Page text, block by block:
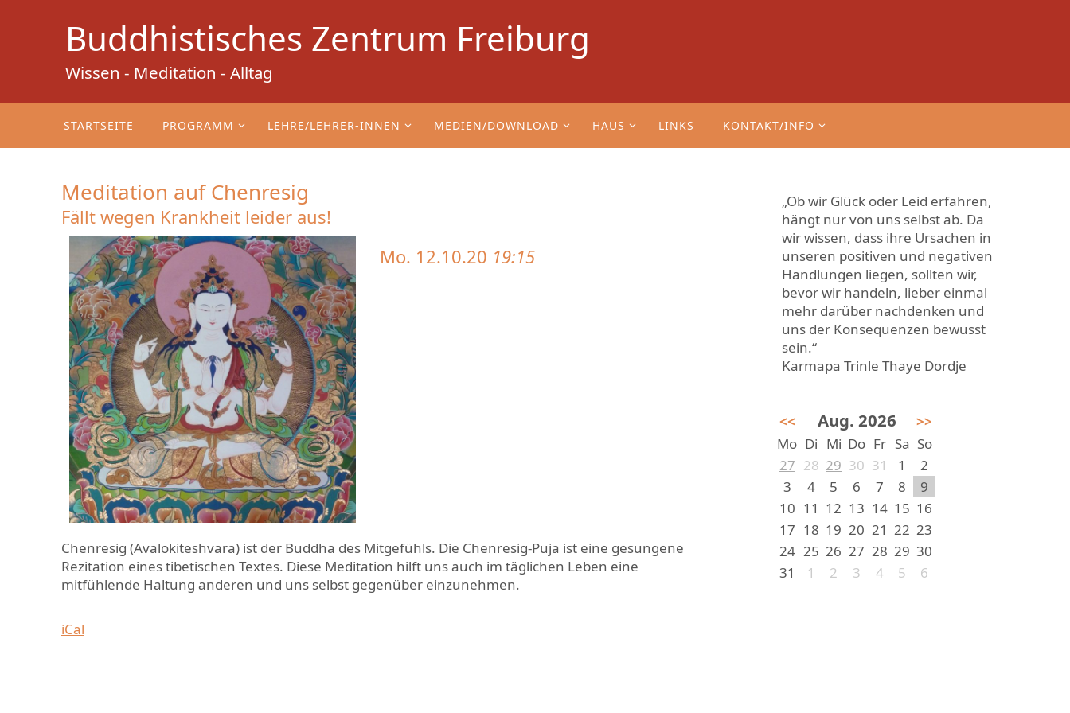
Buddhistisches Zentrum Freiburg
Wissen - Meditation - Alltag
STARTSEITE PROGRAMM LEHRE/LEHRER-INNEN MEDIEN/DOWNLOAD HAUS LINKS KONTAKT/INFO
Meditation auf Chenresig
Fällt wegen Krankheit leider aus!
Mo. 12.10.20 19:15
Chenresig (Avalokiteshvara) ist der Buddha des Mitgefühls. Die Chenresig-Puja ist eine gesungene
Rezitation eines tibetischen Textes. Diese Meditation hilft uns auch im täglichen Leben eine
mitfühlende Haltung anderen und uns selbst gegenüber einzunehmen.
iCal
„Ob wir Glück oder Leid erfahren,
hängt nur von uns selbst ab. Da
wir wissen, dass ihre Ursachen in
unseren positiven und negativen
Handlungen liegen, sollten wir,
bevor wir handeln, lieber einmal
mehr darüber nachdenken und
uns der Konsequenzen bewusst
sein.“
Karmapa Trinle Thaye Dordje
<< Aug. 2026
>>
Mo Di Mi Do Fr Sa So
27 28 29 30 31 1
2
3
4 5 6 7 8
9
10 11 12 13 14 15 16
17 18 19 20 21 22 23
24 25 26 27 28 29 30
31
1 2 3 4 5 6